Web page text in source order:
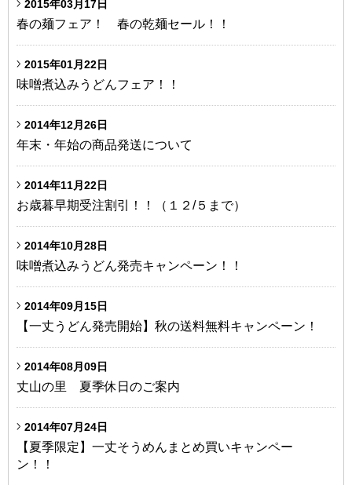
2015年03月17日
春の麺フェア！ 春の乾麺セール！！
2015年01月22日
味噌煮込みうどんフェア！！
2014年12月26日
年末・年始の商品発送について
2014年11月22日
お歳暮早期受注割引！！（１２/５まで）
2014年10月28日
味噌煮込みうどん発売キャンペーン！！
2014年09月15日
【一丈うどん発売開始】秋の送料無料キャンペーン！
2014年08月09日
丈山の里 夏季休日のご案内
2014年07月24日
【夏季限定】一丈そうめんまとめ買いキャンペー
ン！！